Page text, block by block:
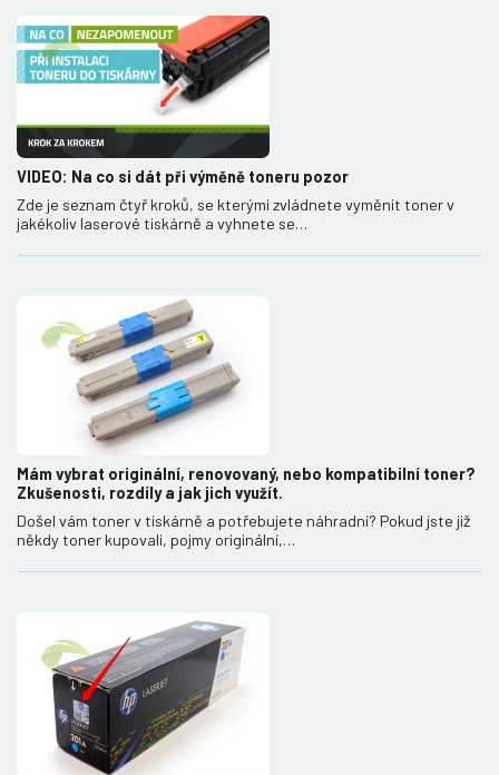
VIDEO: Na co si dát při výměně toneru pozor
Zde je seznam čtyř kroků, se kterými zvládnete vyměnit toner v
jakékoliv laserové tiskárně a vyhnete se…
Mám vybrat originální, renovovaný, nebo kompatibilní toner?
Zkušenosti, rozdíly a jak jich využít.
Došel vám toner v tiskárně a potřebujete náhradní? Pokud jste již
někdy toner kupovali, pojmy originální,…